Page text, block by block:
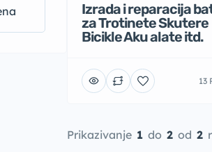
Izrada i reparacija
za Trotinete Skutere
Bicikle Aku alate itd.
13
Prikazivanje 1 do 2 od 2